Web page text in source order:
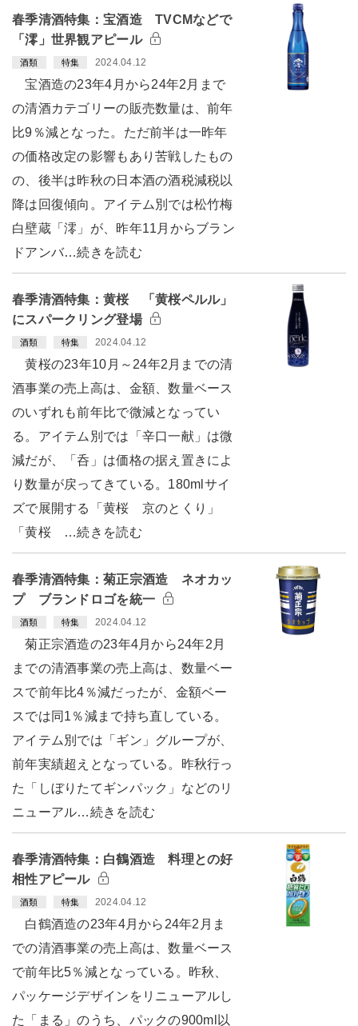
春季清酒特集：宝酒造 TVCMなどで
「澪」世界観アピール
酒類 特集 2024.04.12
宝酒造の23年4月から24年2月まで
の清酒カテゴリーの販売数量は、前年
比9％減となった。ただ前半は一昨年
の価格改定の影響もあり苦戦したもの
の、後半は昨秋の日本酒の酒税減税以
降は回復傾向。アイテム別では松竹梅
白壁蔵「澪」が、昨年11月からブラン
ドアンバ…続きを読む
春季清酒特集：黄桜 「黄桜ペルル」
にスパークリング登場
酒類 特集 2024.04.12
黄桜の23年10月～24年2月までの清
酒事業の売上高は、金額、数量ベース
のいずれも前年比で微減となってい
る。アイテム別では「辛口一献」は微
減だが、「呑」は価格の据え置きによ
り数量が戻ってきている。180mlサイ
ズで展開する「黄桜 京のとくり」
「黄桜 …続きを読む
春季清酒特集：菊正宗酒造 ネオカッ
プ ブランドロゴを統一
酒類 特集 2024.04.12
菊正宗酒造の23年4月から24年2月
までの清酒事業の売上高は、数量ベー
スで前年比4％減だったが、金額ベー
スでは同1％減まで持ち直している。
アイテム別では「ギン」グループが、
前年実績超えとなっている。昨秋行っ
た「しぼりたてギンパック」などのリ
ニューアル…続きを読む
春季清酒特集：白鶴酒造 料理との好
相性アピール
酒類 特集 2024.04.12
白鶴酒造の23年4月から24年2月ま
での清酒事業の売上高は、数量ベース
で前年比5％減となっている。昨秋、
パッケージデザインをリニューアルし
た「まる」のうち、パックの900ml以